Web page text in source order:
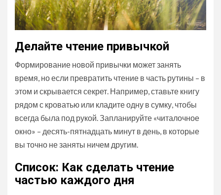
Делайте чтение привычкой
Формирование новой привычки может занять
время, но если превратить чтение в часть рутины – в
этом и скрывается секрет. Например, ставьте книгу
рядом с кроватью или кладите одну в сумку, чтобы
всегда была под рукой. Запланируйте «читалочное
окно» – десять-пятнадцать минут в день, в которые
вы точно не заняты ничем другим.
Список: Как сделать чтение
частью каждого дня